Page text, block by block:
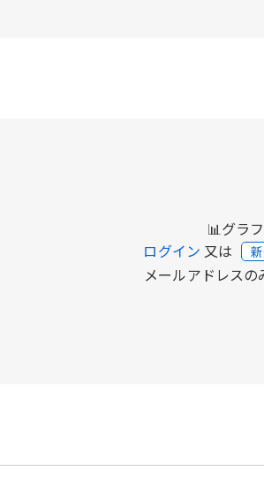
📊グラ
ログイン 又は
メールアドレスの